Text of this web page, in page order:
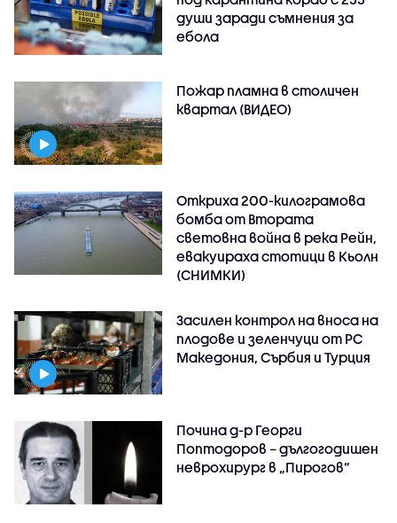
души заради съмнения за
ебола
Пожар пламна в столичен
квартал (ВИДЕО)
Откриха 200-килограмова
бомба от Втората
световна война в река Рейн,
евакуираха стотици в Кьолн
(СНИМКИ)
Засилен контрол на вноса на
плодове и зеленчуци от РС
Македония, Сърбия и Турция
Почина д-р Георги
Поптодоров – дългогодишен
неврохирург в „Пирогов“